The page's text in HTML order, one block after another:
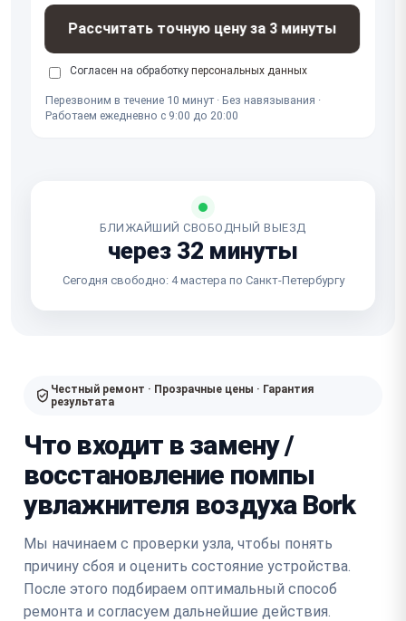
Рассчитать точную цену за 3 минуты
Согласен на обработку персональных данных
Перезвоним в течение 10 минут · Без навязывания ·
Работаем ежедневно с 9:00 до 20:00
БЛИЖАЙШИЙ СВОБОДНЫЙ ВЫЕЗД
через 32 минуты
Сегодня свободно: 4 мастера по Санкт-Петербургу
Честный ремонт · Прозрачные цены · Гарантия
результата
Что входит в замену /
восстановление помпы
увлажнителя воздуха Bork
Мы начинаем с проверки узла, чтобы понять
причину сбоя и оценить состояние устройства.
После этого подбираем оптимальный способ
ремонта и согласуем дальнейшие действия.